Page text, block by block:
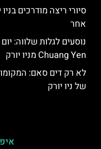
סיורי ריצה מודרכים
אחר
נוסעים לגלות שלווה:
Chuang Yen מניו יורק
לא רק דים סאם:
של ניו יורק